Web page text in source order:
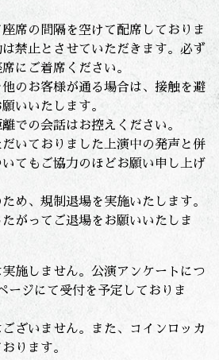
座席の間隔を空けて配席しておりま
禁止とさせていただきます。必ず
にご着席ください。
他のお客様が通る場合は、接触を避
いいたします。
での会話はお控えください。
いておりました上演中の発声と併
てもご協力のほどお願い申し上げ
め、規制退場を実施いたします。
がってご退場をお願いいたしま
実施しません。公演アンケートにつ
ージにて受付を予定しておりま
ございません。また、コインロッカ
ります。